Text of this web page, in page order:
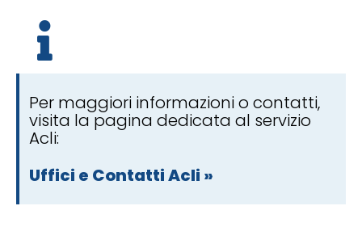
Per maggiori informazioni o contatti,
visita la pagina dedicata al servizio
Acli:
Uffici e Contatti Acli »